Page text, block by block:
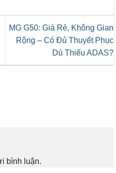
MG G50: Giá Rẻ, Không Gian
Rộng – Có Đủ Thuyết Phục
Dù Thiếu ADAS?
bình luận.